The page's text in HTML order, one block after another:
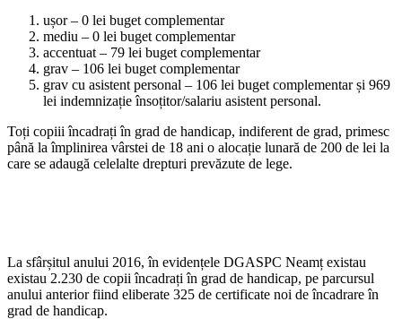
ușor – 0 lei buget complementar
mediu – 0 lei buget complementar
accentuat – 79 lei buget complementar
grav – 106 lei buget complementar
grav cu asistent personal – 106 lei buget complementar și 969
lei indemnizație însoțitor/salariu asistent personal.
Toți copiii încadrați în grad de handicap, indiferent de grad, primesc
până la împlinirea vârstei de 18 ani o alocație lunară de 200 de lei la
care se adaugă celelalte drepturi prevăzute de lege.
La sfârșitul anului 2016, în evidențele DGASPC Neamț existau
existau 2.230 de copii încadrați în grad de handicap, pe parcursul
anului anterior fiind eliberate 325 de certificate noi de încadrare în
grad de handicap.